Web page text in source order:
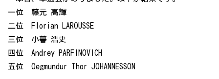
一位 藤元 高輝
二位 Florian LAROUSSE
三位 小暮 浩史
四位 Andrey PARFINOVICH
五位 Oegmundur Thor JOHANNESSON